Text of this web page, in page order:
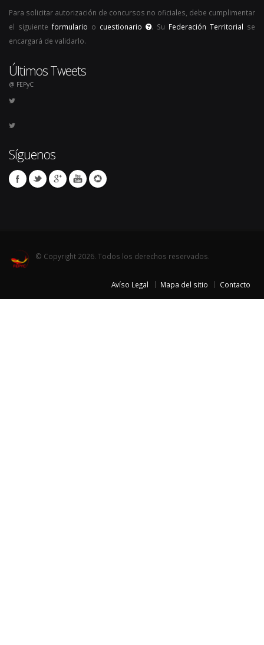
Para solicitar autorización de concursos no oficiales, debe cumplimentar
el siguiente formulario o cuestionario . Su Federación Territorial se
encargará de validarlo.
Últimos Tweets
@ FEPyC
Síguenos
© Copyright 2026. Todos los derechos reservados.
Avíso Legal Mapa del sitio Contacto